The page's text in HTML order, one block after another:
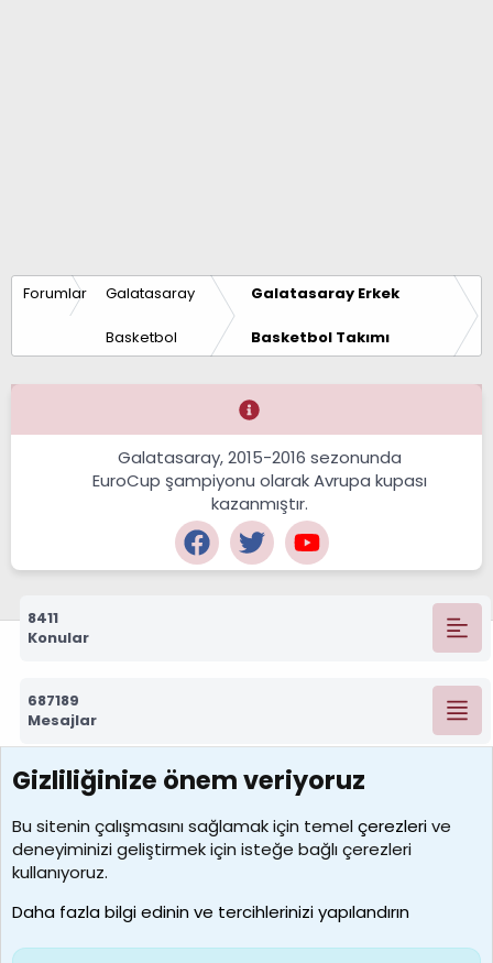
Forumlar Galatasaray
Basketbol
Galatasaray Erkek
Basketbol Takımı
Galatasaray, 2015-2016 sezonunda
EuroCup şampiyonu olarak Avrupa kupası
kazanmıştır.
8411
Konular
687189
Mesajlar
7388
Kullanıcılar
borabekirogluu
Son üye
Çerezler
Gizliliğinize önem veriyoruz
Bu sitenin çalışmasını sağlamak için temelçerezlerive
deneyiminizi geliştirmek için isteğe bağlı çerezleri
kullanıyoruz.
Daha fazla bilgi edinin ve tercihlerinizi yapılandırın